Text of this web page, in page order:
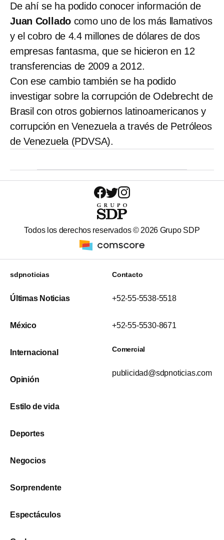
De ahí se ha podido conocer información de
Juan Collado como uno de los más llamativos
y el cobro de 4.4 millones de dólares de dos
empresas fantasma, que se hicieron en 12
transferencias de 2009 a 2012.
Con ese cambio también se ha podido
investigar sobre la corrupción de Odebrecht de
Brasil con otros gobiernos latinoamericanos y
corrupción en Venezuela a través de Petróleos
de Venezuela (PDVSA).
Todos los derechos reservados © 2026 Grupo SDP
sdpnoticias
Últimas Noticias
México
Internacional
Opinión
Estilo de vida
Deportes
Negocios
Sorprendente
Espectáculos
Contacto
+52-55-5538-5518
+52-55-5530-8671
Comercial
publicidad@sdpnoticias.com